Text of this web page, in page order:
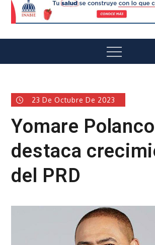
Menu
23 De Octubre De 2023
Yomare Polanco
destaca
del PRD